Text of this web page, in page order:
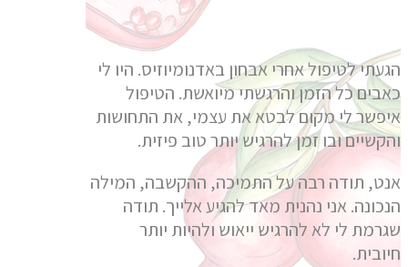
הגעתי לטיפול אחרי אבחון באדנומיוזיס. היו לי
כאבים כל הזמן והרגשתי מיואשת. הטיפול
איפשר לי מקום לבטא את עצמי, את התחושות
והקשיים ובו זמן להרגיש יותר טוב פיזית.
אנט, תודה רבה על התמיכה, ההקשבה, המילה
הנכונה. אני נהנית מאד להגיע אלייך. תודה
שגרמת לי לא להרגיש ייאוש ולהיות יותר
חיובית.